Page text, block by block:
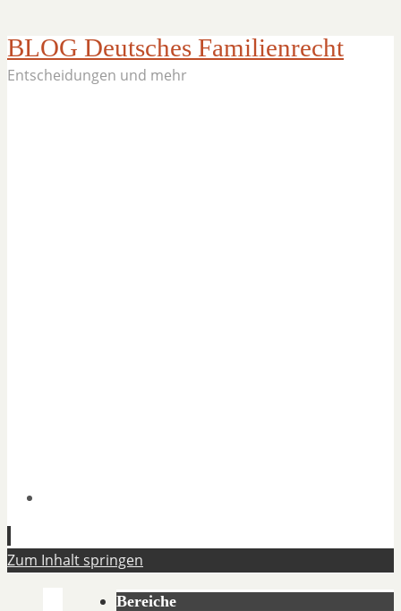
BLOG Deutsches Familienrecht
Entscheidungen und mehr
Zum Inhalt springen
Bereiche